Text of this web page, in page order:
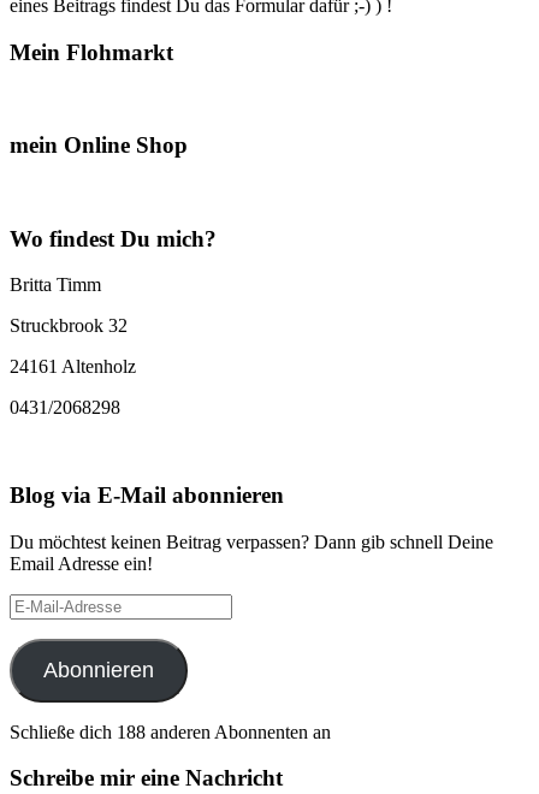
eines Beitrags findest Du das Formular dafür ;-) ) !
Mein Flohmarkt
mein Online Shop
Wo findest Du mich?
Britta Timm
Struckbrook 32
24161 Altenholz
0431/2068298
Blog via E-Mail abonnieren
Du möchtest keinen Beitrag verpassen? Dann gib schnell Deine
Email Adresse ein!
E-
Mail-
Adresse
Abonnieren
Schließe dich 188 anderen Abonnenten an
Schreibe mir eine Nachricht